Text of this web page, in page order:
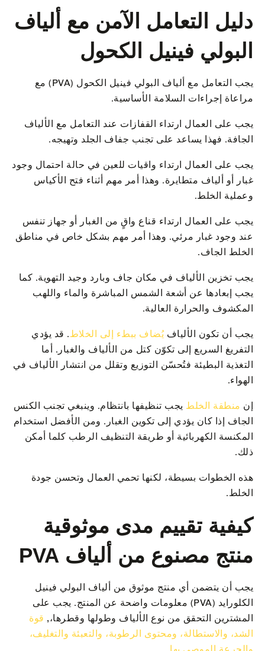
دليل التعامل الآمن مع ألياف
البولي فينيل الكحول
يجب التعامل مع ألياف البولي فينيل الكحول (PVA) مع
مراعاة إجراءات السلامة الأساسية.
يجب على العمال ارتداء القفازات عند التعامل مع الألياف
الجافة. فهذا يساعد على تجنب جفاف الجلد وتهيجه.
يجب على العمال ارتداء واقيات للعين في حالة احتمال وجود
غبار أو ألياف متطايرة. وهذا أمر مهم أثناء فتح الأكياس
وعملية الخلط.
يجب على العمال ارتداء قناع واقٍ من الغبار أو جهاز تنفس
عند وجود غبار مرئي. وهذا أمر مهم بشكل خاص في مناطق
الخلط الجاف.
يجب تخزين الألياف في مكان جاف وبارد وجيد التهوية. كما
يجب إبعادها عن أشعة الشمس المباشرة والماء واللهب
المكشوف والحرارة العالية.
يجب أن تكون الأليافيُضاف ببطء إلى الخلاط. قد يؤدي
التفريغ السريع إلى تكوّن كتل من الألياف والغبار. أما
التغذية البطيئة فتُحسّن التوزيع وتقلل من انتشار الألياف في
الهواء.
إن منطقة الخلط يجب تنظيفها بانتظام. وينبغي تجنب الكنس
الجاف إذا كان يؤدي إلى تكوين الغبار. ومن الأفضل استخدام
المكنسة الكهربائية أو طريقة التنظيف الرطب كلما أمكن
ذلك.
هذه الخطوات بسيطة، لكنها تحمي العمال وتحسن جودة
الخلط.
كيفية تقييم مدى موثوقية
منتج مصنوع من ألياف PVA
يجب أن يتضمن أي منتج موثوق من ألياف البولي فينيل
الكلورايد (PVA) معلومات واضحة عن المنتج. يجب على
المشترين التحقق من نوع الألياف وطولها وقطرها،, قوة
الشد، والاستطالة، ومحتوى الرطوبة، والتعبئة والتغليف،
والجرعة الموصى بها